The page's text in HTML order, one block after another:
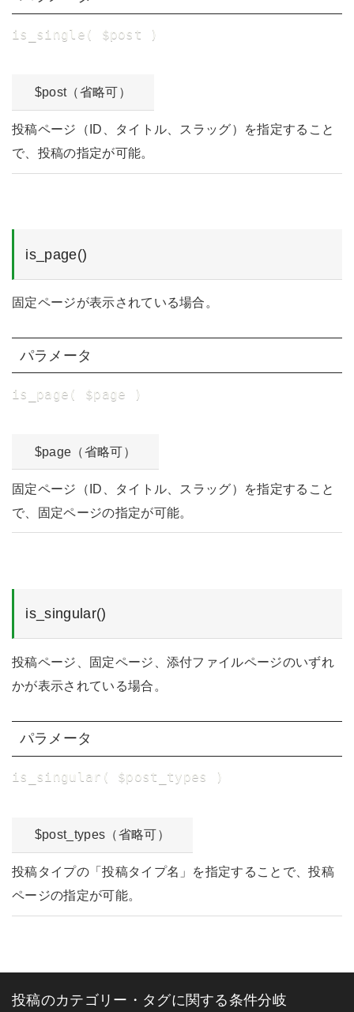
is_single( $post )
$post（省略可）
投稿ページ（ID、タイトル、スラッグ）を指定すること
で、投稿の指定が可能。
is_page()
固定ページが表示されている場合。
パラメータ
is_page( $page )
$page（省略可）
固定ページ（ID、タイトル、スラッグ）を指定すること
で、固定ページの指定が可能。
is_singular()
投稿ページ、固定ページ、添付ファイルページのいずれ
かが表示されている場合。
パラメータ
is_singular( $post_types )
$post_types（省略可）
投稿タイプの「投稿タイプ名」を指定することで、投稿
ページの指定が可能。
投稿のカテゴリー・タグに関する条件分岐